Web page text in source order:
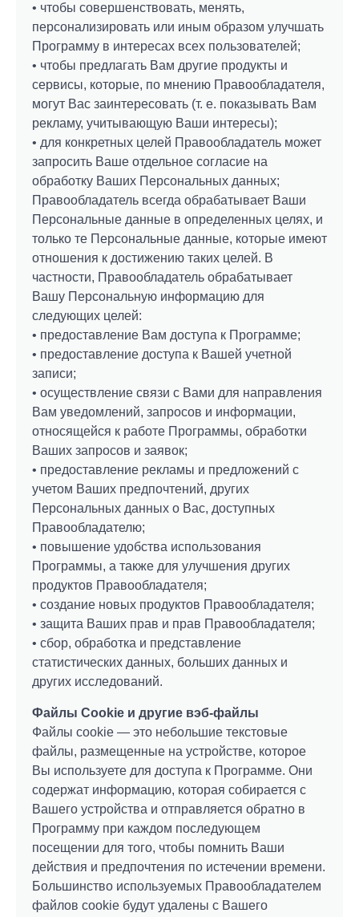
• чтобы совершенствовать, менять,
персонализировать или иным образом улучшать
Программу в интересах всех пользователей;
• чтобы предлагать Вам другие продукты и
сервисы, которые, по мнению Правообладателя,
могут Вас заинтересовать (т. е. показывать Вам
рекламу, учитывающую Ваши интересы);
• для конкретных целей Правообладатель может
запросить Ваше отдельное согласие на
обработку Ваших Персональных данных;
Правообладатель всегда обрабатывает Ваши
Персональные данные в определенных целях, и
только те Персональные данные, которые имеют
отношения к достижению таких целей. В
частности, Правообладатель обрабатывает
Вашу Персональную информацию для
следующих целей:
• предоставление Вам доступа к Программе;
• предоставление доступа к Вашей учетной
записи;
• осуществление связи с Вами для направления
Вам уведомлений, запросов и информации,
относящейся к работе Программы, обработки
Ваших запросов и заявок;
• предоставление рекламы и предложений с
учетом Ваших предпочтений, других
Персональных данных о Вас, доступных
Правообладателю;
• повышение удобства использования
Программы, а также для улучшения других
продуктов Правообладателя;
• создание новых продуктов Правообладателя;
• защита Ваших прав и прав Правообладателя;
• сбор, обработка и представление
статистических данных, больших данных и
других исследований.
Файлы Cookie и другие вэб-файлы
Файлы cookie — это небольшие текстовые
файлы, размещенные на устройстве, которое
Вы используете для доступа к Программе. Они
содержат информацию, которая собирается с
Вашего устройства и отправляется обратно в
Программу при каждом последующем
посещении для того, чтобы помнить Ваши
действия и предпочтения по истечении времени.
Большинство используемых Правообладателем
файлов cookie будут удалены с Вашего